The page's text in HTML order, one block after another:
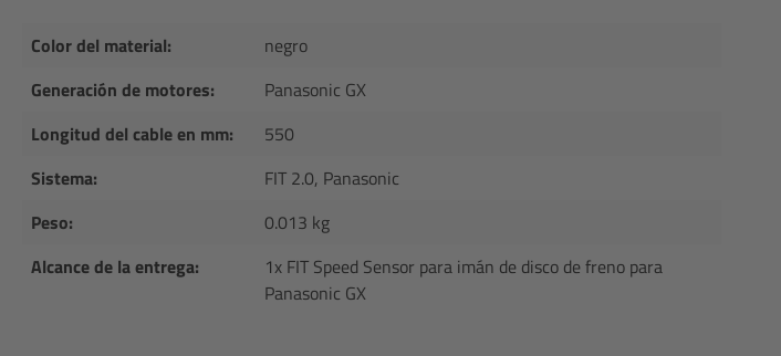
Color del material:
negro
Generación de motores:
Panasonic GX
Longitud del cable en mm:
550
Sistema:
FIT 2.0, Panasonic
Peso:
0.013 kg
Alcance de la entrega:
1x FIT Speed Sensor para imán de disco de freno para
Panasonic GX